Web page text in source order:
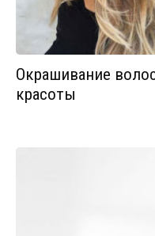
Окрашивание
красоты